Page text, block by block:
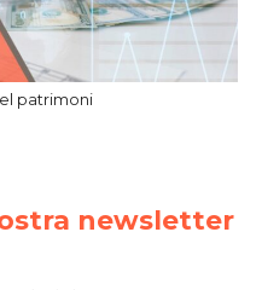
patrimoni
newsletter